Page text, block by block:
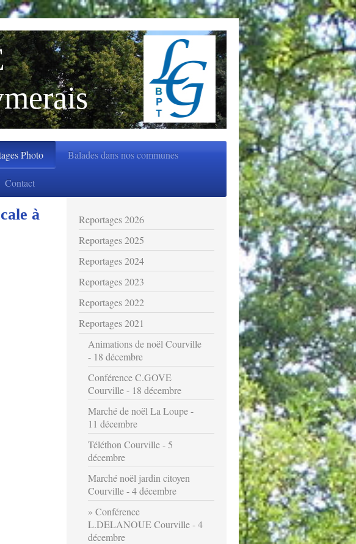
Photo Balades dans nos communes
Contact
à
Reportages 2026
Reportages 2025
Reportages 2024
Reportages 2023
Reportages 2022
Reportages 2021
Animations de noël Courville
- 18 décembre
Conférence C.GOVE
Courville - 18 décembre
Marché de noël La Loupe -
11 décembre
Téléthon Courville - 5
décembre
Marché noël jardin citoyen
Courville - 4 décembre
Conférence
L.DELANOUE Courville - 4
décembre